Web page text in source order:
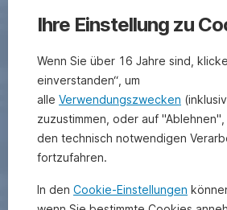
Ihre Einstellung zu
Wenn Sie über 16 Jahre sind,
einverstanden“, um
alle Verwendungszwecken
zuzustimmen, oder auf "Ablehnen",
den technisch notwendigen
fortzufahren.
In den Cookie-Einstellungen